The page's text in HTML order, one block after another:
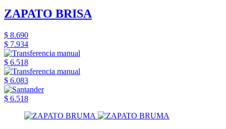
ZAPATO BRISA
$ 8.690
$ 7.934
$ 6.518
$ 6.083
$ 6.518